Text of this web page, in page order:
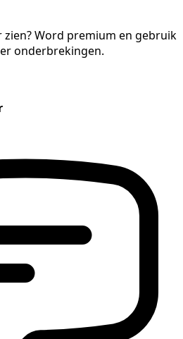
zien?Word premium en gebruik
onderbrekingen.